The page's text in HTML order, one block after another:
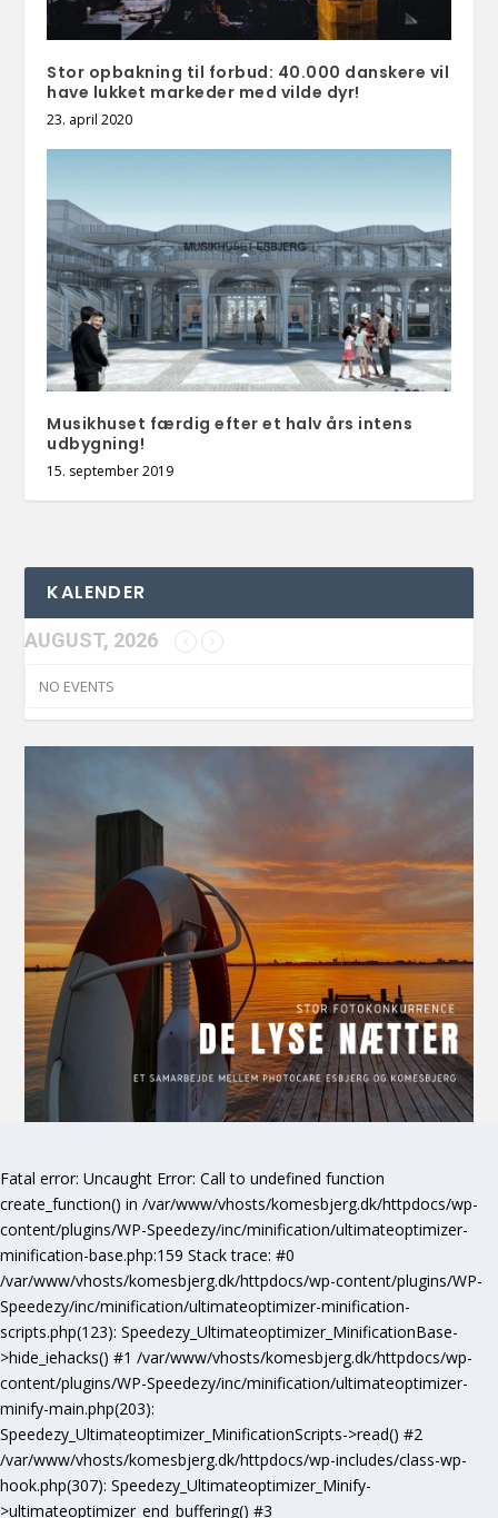
Stor opbakning til forbud: 40.000 danskere vil
have lukket markeder med vilde dyr!
23. april 2020
Musikhuset færdig efter et halv års intens
udbygning!
15. september 2019
KALENDER
AUGUST, 2026
NO EVENTS
Fatal error: Uncaught Error: Call to undefined function
create_function() in /var/www/vhosts/komesbjerg.dk/httpdocs/wp-
content/plugins/WP-Speedezy/inc/minification/ultimateoptimizer-
minification-base.php:159 Stack trace: #0
/var/www/vhosts/komesbjerg.dk/httpdocs/wp-content/plugins/WP-
Speedezy/inc/minification/ultimateoptimizer-minification-
scripts.php(123): Speedezy_Ultimateoptimizer_MinificationBase-
>hide_iehacks() #1 /var/www/vhosts/komesbjerg.dk/httpdocs/wp-
content/plugins/WP-Speedezy/inc/minification/ultimateoptimizer-
minify-main.php(203):
Speedezy_Ultimateoptimizer_MinificationScripts->read() #2
/var/www/vhosts/komesbjerg.dk/httpdocs/wp-includes/class-wp-
hook.php(307): Speedezy_Ultimateoptimizer_Minify-
>ultimateoptimizer_end_buffering() #3